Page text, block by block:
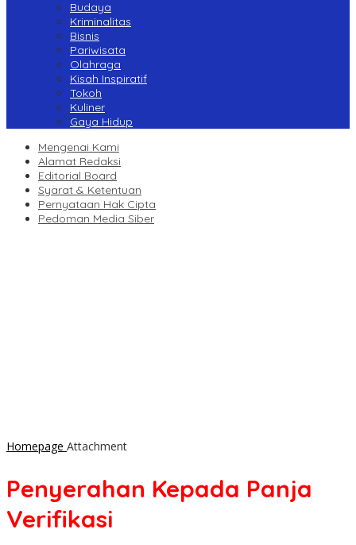
Budaya
Kriminalitas
Bisnis
Pariwisata
Olahraga
Kisah Inspiratif
Tokoh
Kuliner
Gaya Hidup
Mengenai Kami
Alamat Redaksi
Editorial Board
Syarat & Ketentuan
Pernyataan Hak Cipta
Pedoman Media Siber
Homepage Attachment
Penyerahan Kepada Panja
Verifikasi